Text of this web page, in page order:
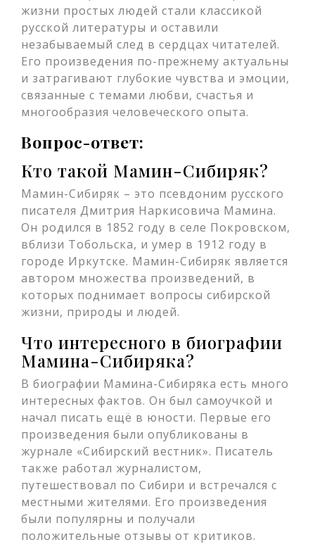
жизни простых людей стали классикой
русской литературы и оставили
незабываемый след в сердцах читателей.
Его произведения по-прежнему актуальны
и затрагивают глубокие чувства и эмоции,
связанные с темами любви, счастья и
многообразия человеческого опыта.
Вопрос-ответ:
Кто такой Мамин-Сибиряк?
Мамин-Сибиряк – это псевдоним русского
писателя Дмитрия Наркисовича Мамина.
Он родился в 1852 году в селе Покровском,
вблизи Тобольска, и умер в 1912 году в
городе Иркутске. Мамин-Сибиряк является
автором множества произведений, в
которых поднимает вопросы сибирской
жизни, природы и людей.
Что интересного в биографии
Мамина-Сибиряка?
В биографии Мамина-Сибиряка есть много
интересных фактов. Он был самоучкой и
начал писать ещё в юности. Первые его
произведения были опубликованы в
журнале «Сибирский вестник». Писатель
также работал журналистом,
путешествовал по Сибири и встречался с
местными жителями. Его произведения
были популярны и получали
положительные отзывы от критиков.